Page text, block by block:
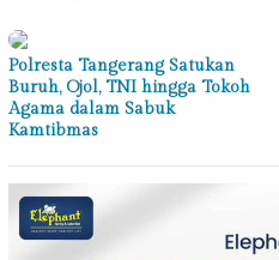
Polresta Tangerang Satukan
Buruh, Ojol, TNI hingga Tokoh
Agama dalam Sabuk
Kamtibmas